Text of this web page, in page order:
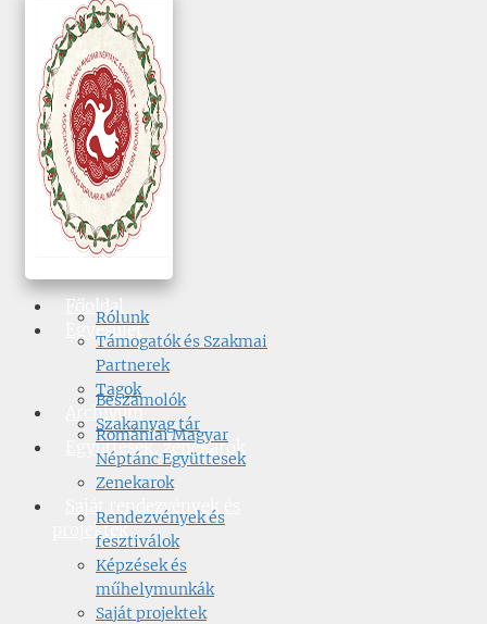
Főoldal
Egyesület
Rólunk
Támogatók és Szakmai
Partnerek
Tagok
Archívum
Beszámolók
Szakanyag tár
Együttesek, zenekarok
Romániai Magyar
Néptánc Együttesek
Zenekarok
Saját rendezvények és
projektek
Rendezvények és
fesztiválok
Képzések és
műhelymunkák
Saját projektek